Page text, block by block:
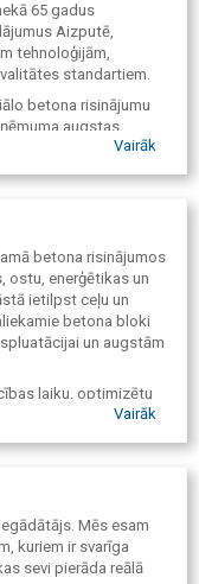
65 gadus
Aizputē,
tehnoloģijām,
standartiem.
betona risinājumu
augstas
tirgū,
komanda,
domāšana.
Vairāk
betona risinājumos
ostu, enerģētikas un
ietilpst ceļu un
betona bloki
un augstām
laiku, optimizētu
meliorācijas
Vairāk
Mēs esam
kuriem ir svarīga
sevi pierāda reālā